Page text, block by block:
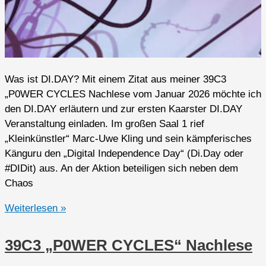
Was ist DI.DAY? Mit einem Zitat aus meiner 39C3
„P0WER CYCLES Nachlese vom Januar 2026 möchte ich
den DI.DAY erläutern und zur ersten Kaarster DI.DAY
Veranstaltung einladen. Im großen Saal 1 rief
„Kleinkünstler“ Marc-Uwe Kling und sein kämpferisches
Känguru den „Digital Independence Day“ (Di.Day oder
#DIDit) aus. An der Aktion beteiligen sich neben dem
Chaos
Erste
Veranstaltung
in
Weiterlesen »
39C3 „P0WER CYCLES“ Nachlese